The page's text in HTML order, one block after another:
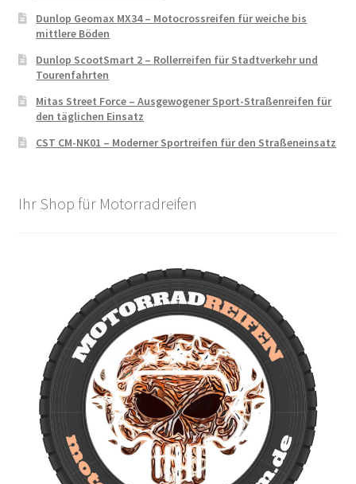
Dunlop Geomax MX34 – Motocrossreifen für weiche bis
mittlere Böden
Dunlop ScootSmart 2 – Rollerreifen für Stadtverkehr und
Tourenfahrten
Mitas Street Force – Ausgewogener Sport-Straßenreifen für
den täglichen Einsatz
CST CM-NK01 – Moderner Sportreifen für den Straßeneinsatz
Ihr Shop für Motorradreifen